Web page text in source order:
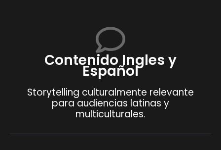
Contenido Ingles y
Español
Storytelling culturalmente relevante
para audiencias latinas y
multiculturales.